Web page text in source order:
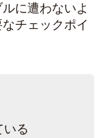
に遭わないよ
チェックポイ
いる